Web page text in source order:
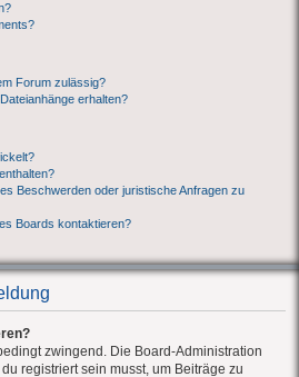
Forum zulässig?
erhalten?
Beschwerden oder juristische Anfragen zu
Boards kontaktieren?
zwingend. Die Board-Administration
registriert sein musst, um Beiträge zu